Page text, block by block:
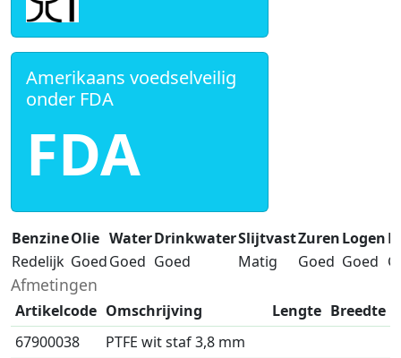
Amerikaans voedselveilig
onder FDA
FDA
BenzineOlie WaterDrinkwaterSlijtvastZurenLogen
Redelijk GoedGoed Goed Matig Goed Goed
Afmetingen
Artikelcode Omschrijving Lengte Breedte
67900038
PTFE wit staf 3,8 mm